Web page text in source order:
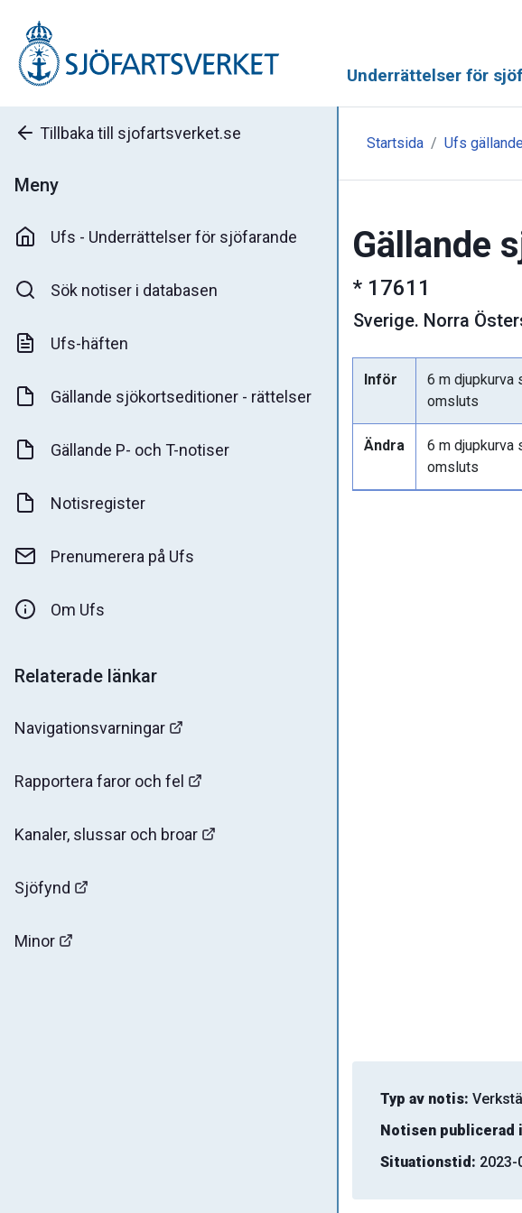
Underrättelser för
Tillbaka till sjofartsverket.se
Meny
Ufs - Underrättelser för sjöfarande
Sök notiser i databasen
Ufs-häften
Gällande sjökortseditioner - rättelser
Gällande P- och T-notiser
Notisregister
Prenumerera på Ufs
Om Ufs
Relaterade länkar
Navigationsvarningar
Rapportera faror och fel
Kanaler, slussar och broar
Sjöfynd
Minor
Startsida Ufs
Gällande
* 17611
Sverige. Norra
Inför
6 m djupkurva
omsluts
Ändra
6 m djupkurva
omsluts
Typ av notis:
Notisen publicerad
Situationstid: